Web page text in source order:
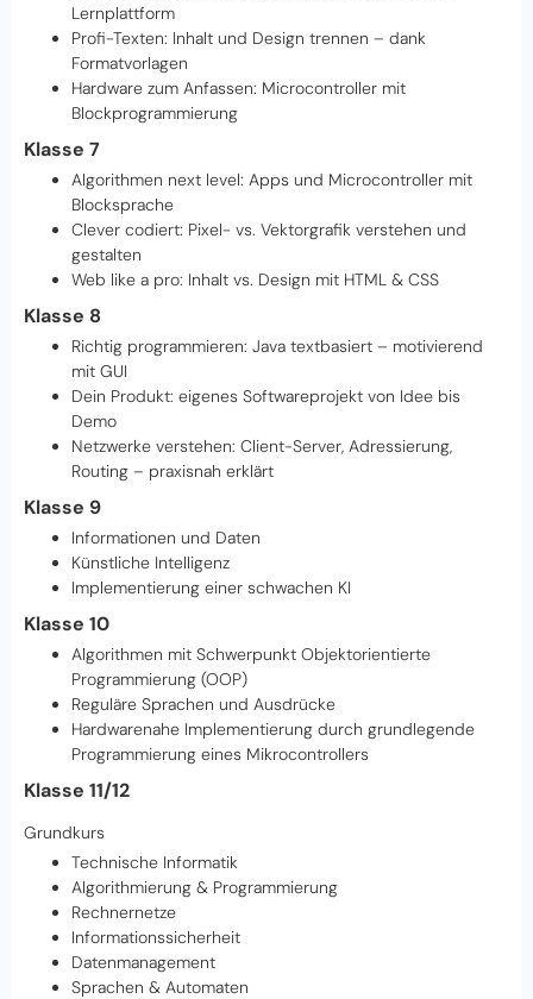
Lernplattform
Profi-Texten: Inhalt und Design trennen – dank
Formatvorlagen
Hardware zum Anfassen: Microcontroller mit
Blockprogrammierung
Klasse 7
Algorithmen next level: Apps und Microcontroller mit
Blocksprache
Clever codiert: Pixel- vs. Vektorgrafik verstehen und
gestalten
Web like a pro: Inhalt vs. Design mit HTML & CSS
Klasse 8
Richtig programmieren: Java textbasiert – motivierend
mit GUI
Dein Produkt: eigenes Softwareprojekt von Idee bis
Demo
Netzwerke verstehen: Client-Server, Adressierung,
Routing – praxisnah erklärt
Klasse 9
Informationen und Daten
Künstliche Intelligenz
Implementierung einer schwachen KI
Klasse 10
Algorithmen mit Schwerpunkt Objektorientierte
Programmierung (OOP)
Reguläre Sprachen und Ausdrücke
Hardwarenahe Implementierung durch grundlegende
Programmierung eines Mikrocontrollers
Klasse 11/12
Grundkurs
Technische Informatik
Algorithmierung & Programmierung
Rechnernetze
Informationssicherheit
Datenmanagement
Sprachen & Automaten